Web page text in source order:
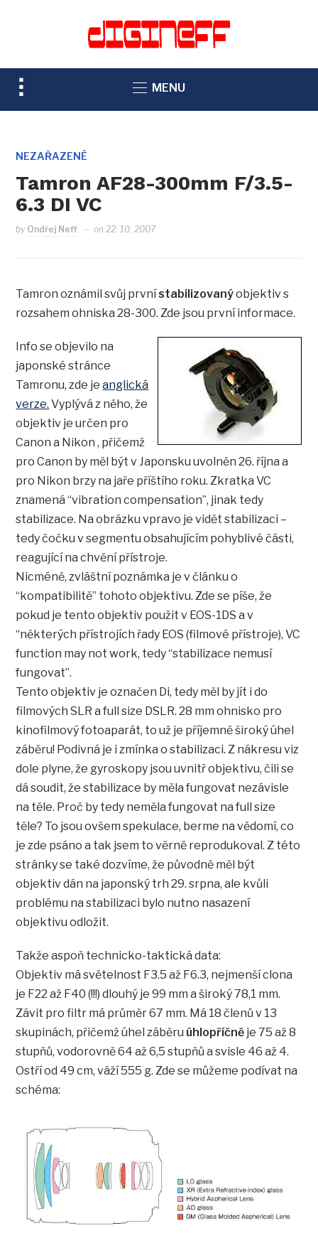
TOGGLE
SIDEBAR
NAVIGATION
MENU
NEZAŘAZENÉ
Tamron AF28-300mm F/3.5-
6.3 DI VC
by Ondřej Neff on22. 10. 2007
Tamron oznámil svůj prvnístabilizovanýobjektiv s
rozsahem ohniska 28-300. Zde jsou první informace.
Info se objevilo na
japonské stránce
Tamronu, zde jeanglická
verze. Vyplývá z něho, že
objektiv je určen pro
Canon a Nikon , přičemž
pro Canon by měl být v Japonsku uvolněn 26. října a
pro Nikon brzy na jaře příštího roku. Zkratka VC
znamená “vibration compensation”, jinak tedy
stabilizace. Na obrázku vpravo je vidět stabilizaci –
tedy čočku v segmentu obsahujícím pohyblivé části,
reagující na chvění přístroje.
Nicméně, zvláštní poznámka je v článku o
“kompatibilitě” tohoto objektivu. Zde se píše, že
pokud je tento objektiv použit v EOS-1DS a v
“některých přístrojích řady EOS (filmové přístroje), VC
function may not work, tedy “stabilizace nemusí
fungovat”.
Tento objektiv je označen Di, tedy měl by jít i do
filmových SLR a full size DSLR. 28 mm ohnisko pro
kinofilmový fotoaparát, to už je příjemně široký úhel
záběru! Podivná je i zmínka o stabilizaci. Z nákresu viz
dole plyne, že gyroskopy jsou uvnitř objektivu, čili se
dá soudit, že stabilizace by měla fungovat nezávisle
na těle. Proč by tedy neměla fungovat na full size
těle? To jsou ovšem spekulace, berme na vědomí, co
je zde psáno a tak jsem to věrně reprodukoval. Z této
stránky se také dozvíme, že původně měl být
objektiv dán na japonský trh 29. srpna, ale kvůli
problému na stabilizaci bylo nutno nasazení
objektivu odložit.
Takže aspoň technicko-taktická data:
Objektiv má světelnost F3.5 až F6.3, nejmenší clona
je F22 až F40 (!!!) dlouhý je 99 mm a široký 78,1 mm.
Závit pro filtr má průměr 67 mm. Má 18 členů v 13
skupinách, přičemž úhel záběru úhlopříčně je 75 až 8
stupňů, vodorovně 64 až 6,5 stupňů a svisle 46 až 4.
Ostří od 49 cm, váží 555 g. Zde se můžeme podívat na
schéma: